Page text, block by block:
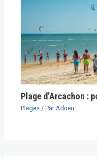
Plage d’Arcachon :
Plages / Par Adrien